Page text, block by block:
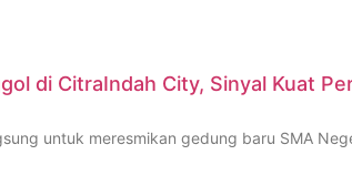
di CitraIndah City, Sinyal Kuat
untuk meresmikan gedung baru SMA